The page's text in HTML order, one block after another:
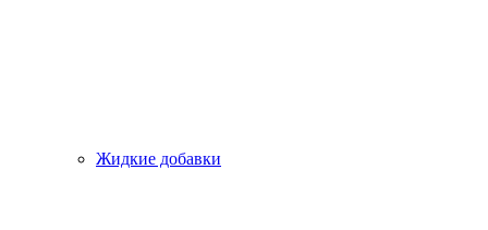
Жидкие добавки